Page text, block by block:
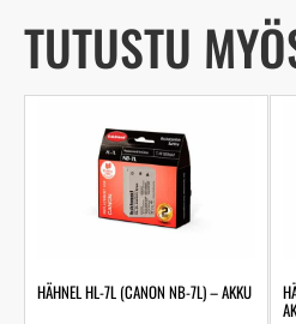
TUTUSTU
HÄHNEL HL-7L (CANON NB-7L) – AKKU